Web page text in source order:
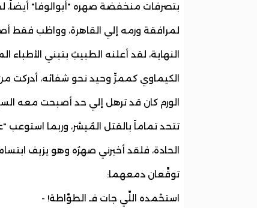
بتصرفات منخفضة صهره "أبوالوفا"
لمرافقة ورمه إلي القاهرة، وواظب فقط
النهاية، لقد أعلنه الطبيبُ بتبني الأطباء
الكيماوي كممرٍّ وحيد نحو شفائه، أدركت
الورم كان قد ترهل إلي حد أصبحت معه
تتحد تماماً بالقتل المُيسَّر، وربما
الحادة، فلقد أخبرني صهرُه وهو يزيف
توقِّعان دمعهما:
استحْمده اللِّي جات فـ الطوَّاطة! -